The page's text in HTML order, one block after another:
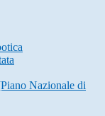
Nazionale di